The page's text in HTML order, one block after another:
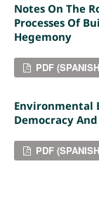
Notes On The
Processes Of
Hegemony
PDF
Environmental
Democracy
PDF